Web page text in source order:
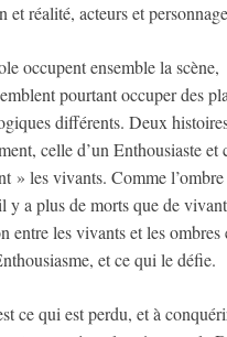
réalité, acteurs et
occupent ensemble la scène,
pourtant occuper des
différents. Deux
celle d’un Enthousiaste et
» les vivants. Comme
y a plus de morts que de
entre les vivants et les ombres
et ce qui le défie.
ce qui est perdu, et à